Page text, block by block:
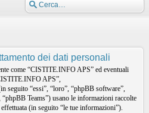
dei dati personali
come “CISTITE.INFO APS” ed eventuali
APS”,
seguito “essi”, “loro”, “phpBB software”,
Teams”) usano le informazioni raccolte
(in seguito “le tue informazioni”).